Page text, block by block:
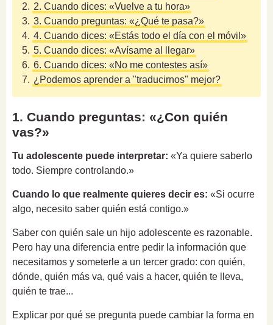
2. 2. Cuando dices: «Vuelve a tu hora»
3. 3. Cuando preguntas: «¿Qué te pasa?»
4. 4. Cuando dices: «Estás todo el día con el móvil»
5. 5. Cuando dices: «Avísame al llegar»
6. 6. Cuando dices: «No me contestes así»
7. ¿Podemos aprender a "traducirnos" mejor?
1. Cuando preguntas: «¿Con quién
vas?»
Tu adolescente puede interpretar: «Ya quiere saberlo
todo. Siempre controlando.»
Cuando lo que realmente quieres decir es: «Si ocurre
algo, necesito saber quién está contigo.»
Saber con quién sale un hijo adolescente es razonable.
Pero hay una diferencia entre pedir la información que
necesitamos y someterle a un tercer grado: con quién,
dónde, quién más va, qué vais a hacer, quién te lleva,
quién te trae...
Explicar por qué se pregunta puede cambiar la forma en